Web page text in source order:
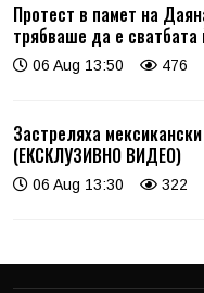
Протест в памет на
трябваше да е сватбата
06 Aug 13:50 476
Застреляха
(ЕКСКЛУЗИВНО ВИДЕО)
06 Aug 13:30 322